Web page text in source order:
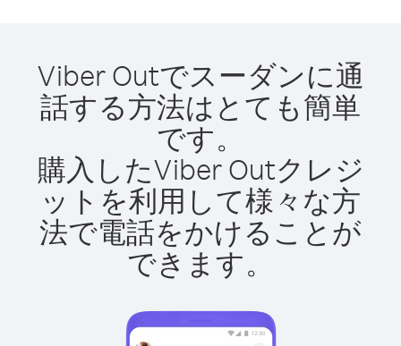
Viber Outでスーダンに通
話する方法はとても簡単
です。
購入したViber Outクレジ
ットを利用して様々な方
法で電話をかけることが
できます。